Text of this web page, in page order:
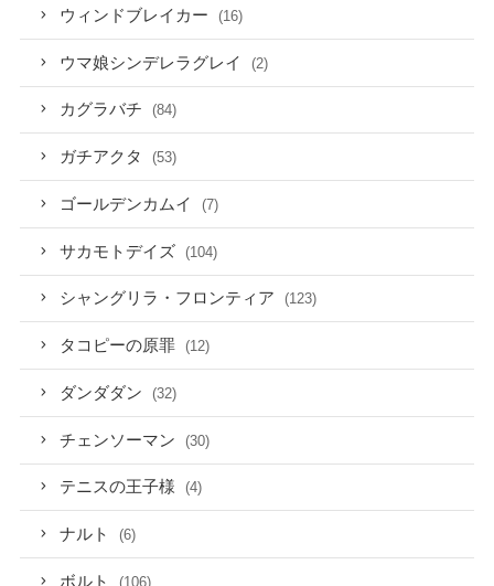
ウィンドブレイカー (16)
ウマ娘シンデレラグレイ (2)
カグラバチ (84)
ガチアクタ (53)
ゴールデンカムイ (7)
サカモトデイズ (104)
シャングリラ・フロンティア (123)
タコピーの原罪 (12)
ダンダダン (32)
チェンソーマン (30)
テニスの王子様 (4)
ナルト (6)
ボルト (106)